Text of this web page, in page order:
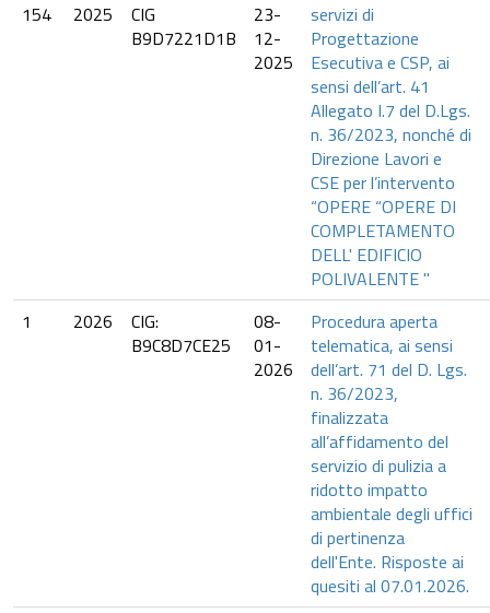
154
2025
CIG
B9D7221D1B
23-
12-
2025
servizi di
Progettazione
Esecutiva e CSP, ai
sensi dell’art. 41
Allegato I.7 del D.Lgs.
n. 36/2023, nonché di
Direzione Lavori e
CSE per l’intervento
“OPERE “OPERE DI
COMPLETAMENTO
DELL' EDIFICIO
POLIVALENTE "
1
2026
CIG:
B9C8D7CE25
08-
01-
2026
Procedura aperta
telematica, ai sensi
dell’art. 71 del D. Lgs.
n. 36/2023,
finalizzata
all’affidamento del
servizio di pulizia a
ridotto impatto
ambientale degli uffici
di pertinenza
dell'Ente. Risposte ai
quesiti al 07.01.2026.